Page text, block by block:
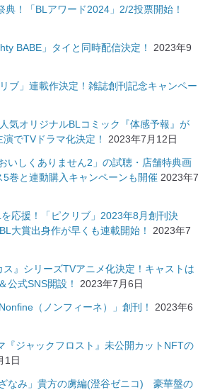
典！「BLアワード2024」2/2投票開始！
BABE」タイと同時配信決定！
2023年9
ブ」連載作決定！雑誌創刊記念キャンペー
気オリジナルBLコミック『体感予報』が
でTVドラマ化決定！
2023年7月12日
いしくありません2」の試聴・店舗特典画
巻と連動購入キャンペーンも開催 2023年7
応援！「ピクリブ」2023年8月創刊決
大賞出身作が早くも連載開始！
2023年7
ス』シリーズTVアニメ化決定！キャストは
公式SNS開設！
2023年7月6日
（ノンフィーネ）」創刊！
2023年6
『ジャックフロスト』未公開カットNFTの
1日
なみ」貴方の虜編(澄谷ゼニコ) 豪華盤の